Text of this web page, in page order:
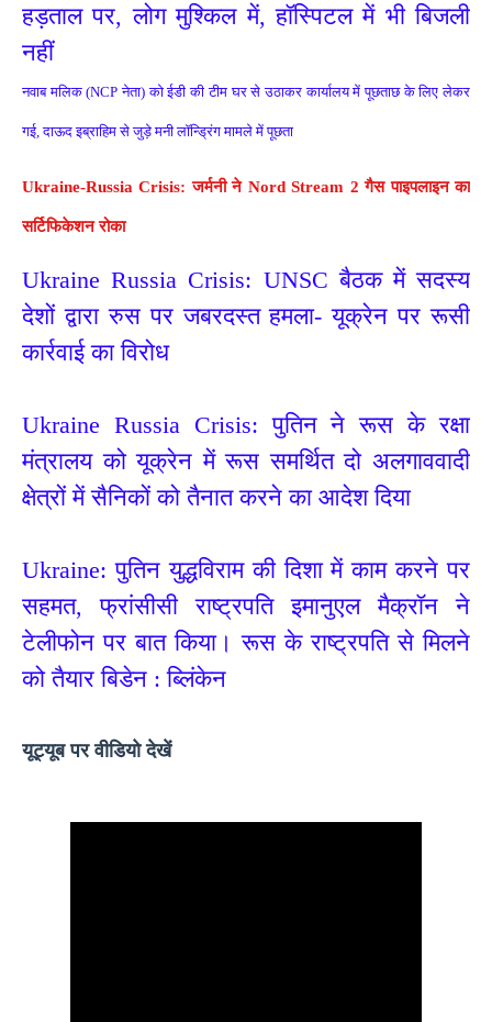
हड़ताल पर, लोग मुश्किल में, हॉस्पिटल में भी बिजली
नहीं
नवाब मलिक (NCP नेता) को ईडी की टीम घर से उठाकर कार्यालय में पूछताछ के लिए लेकर
गई, दाऊद इब्राहिम से जुड़े मनी लॉन्ड्रिंग मामले में पूछता
Ukraine-Russia Crisis: जर्मनी ने Nord Stream 2 गैस पाइपलाइन का
सर्टिफिकेशन रोका
Ukraine Russia Crisis: UNSC बैठक में सदस्य
देशों द्वारा रुस पर जबरदस्त हमला- यूक्रेन पर रूसी
कार्रवाई का विरोध
Ukraine Russia Crisis: पुतिन ने रूस के रक्षा
मंत्रालय को यूक्रेन में रूस समर्थित दो अलगाववादी
क्षेत्रों में सैनिकों को तैनात करने का आदेश दिया
Ukraine: पुतिन युद्धविराम की दिशा में काम करने पर
सहमत, फ्रांसीसी राष्ट्रपति इमानुएल मैक्रॉन ने
टेलीफोन पर बात किया। रूस के राष्ट्रपति से मिलने
को तैयार बिडेन : ब्लिंकेन
यूट्यूब पर वीडियो देखें